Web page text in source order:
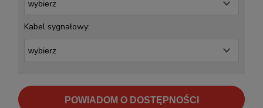
Kabel sygnałowy:
POWIADOM O DOSTĘPNOŚCI